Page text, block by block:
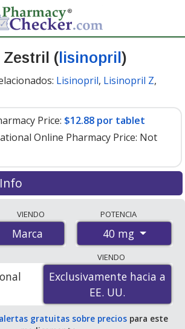
Zestril ( lisinopril )
Lisinopril, Lisinopril Z,
Price: $12.88 por tablet
Online Pharmacy Price: Not
at$12.88 por tabletfor 30 tablets.
average U.S. pharmacy retail price
for 30 tablets
. Enter your ZIP Code
Zestril coupon prices in your area.
Marca
VIENDO
Marca
POTENCIA
40 mg
Exclusivamente hacia a
EE. UU.
VIENDO
Exclusivamente hacia a
EE. UU.
alertas gratuitas sobre preciospara este